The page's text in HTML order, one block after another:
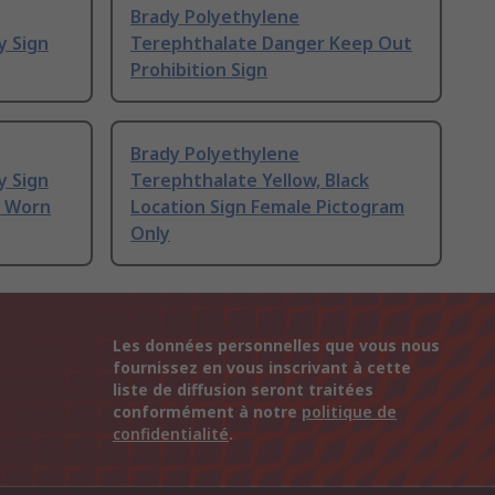
Sign
Brady Polyethylene
Terephthalate Danger Keep Out
Prohibition Sign
Sign
Brady Polyethylene
Terephthalate Yellow, Black
Location Sign Female Pictogram
Only
Les données personnelles que vous nous
fournissez en vous inscrivant à cette
liste de diffusion seront traitées
conformément à notre politique de
confidentialité.